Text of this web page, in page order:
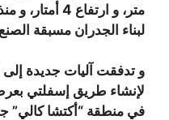
لبناء الجدران مسبقة
و تدفقت آليات جديدة
في منطقة “أكتشا كالي”